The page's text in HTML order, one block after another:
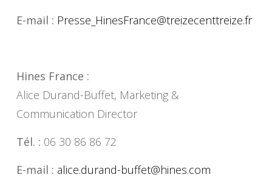
E-mail : Presse_HinesFrance@treizecenttreize.fr
Hines France :
Alice Durand-Buffet, Marketing &
Communication Director
Tél. : 06 30 86 86 72
E-mail : alice.durand-buffet@hines.com